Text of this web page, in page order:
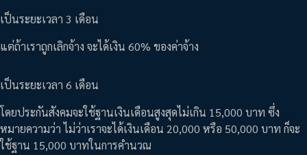
เป็นระยะเวลา 3 เดือน
แต่ถ้าเราถูกเลิกจ้าง จะได้เงิน 60% ของค่าจ้าง
เป็นระยะเวลา 6 เดือน
โดยประกันสังคมจะใช้ฐานเงินเดือนสูงสุดไม่เกิน 15,000 บาท ซึ่ง
หมายความว่า ไม่ว่าเราจะได้เงินเดือน 20,000 หรือ 50,000 บาท ก็จะ
ใช้ฐาน 15,000 บาทในการคำนวณ